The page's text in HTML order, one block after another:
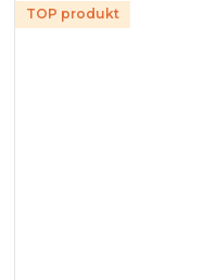
TOP produkt